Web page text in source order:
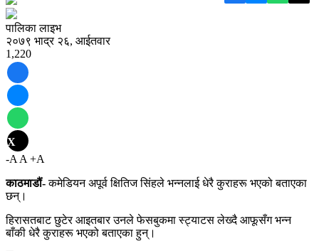
पालिका लाइभ
२०७९ भाद्र २६, आईतवार
1,220
X
-A A +A
काठमाडौं-कमेडियन अपूर्व क्षितिज सिंहले भन्नलाई धेरै कुराहरू भएको बताएका
छन्।
हिरासतबाट छुटेर आइतबार उनले फेसबुकमा स्ट्याटस लेख्दै आफूसँग भन्न
बाँकी धेरै कुराहरू भएको बताएका हुन्।